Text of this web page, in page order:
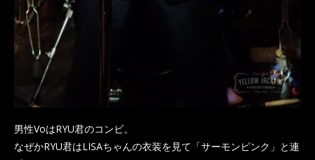
男性VoはRYU君のコンビ。
なぜかRYU君はLISAちゃんの衣装を見て「サーモンピンク」と連